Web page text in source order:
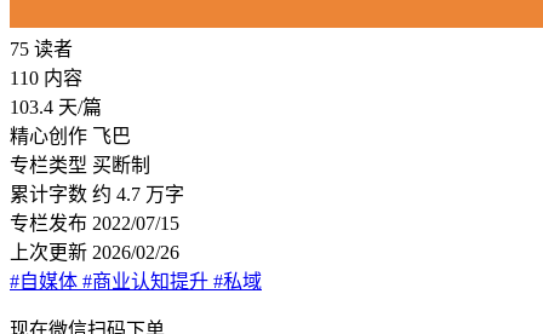
75 读者
110 内容
103.4 天/篇
精心创作 飞巴
专栏类型 买断制
累计字数 约 4.7 万字
专栏发布 2022/07/15
上次更新 2026/02/26
#自媒体 #商业认知提升 #私域
现在微信扫码下单